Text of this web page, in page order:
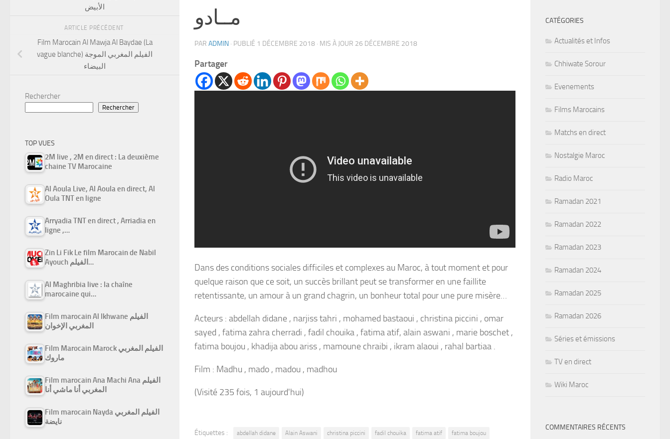
مــادو
PAR ADMIN · PUBLIÉ 1 DÉCEMBRE 2018 · MIS À JOUR 26 DÉCEMBRE 2018
Partager
Dans des conditions sociales difficiles et complexes au Maroc, à tout moment et pour
quelque raison que ce soit, un succès brillant peut se transformer en une faillite
retentissante, un amour à un grand chagrin, un bonheur total pour une pure misère…
Acteurs : abdellah didane , narjiss tahri , mohamed bastaoui , christina piccini , omar
sayed , fatima zahra cherradi , fadil chouika , fatima atif, alain aswani , marie boschet ,
fatima boujou , khadija abou ariss , mamoune chraibi , ikram alaoui , rahal bartiaa .
Film : Madhu , mado , madou , madhou
(Visité 235 fois, 1 aujourd'hui)
Étiquettes : abdellah didane Alain Aswani christina piccini fadil chouika fatima atif
fatima boujou
الأبيض
ARTICLE PRÉCÉDENT
Film Marocain Al Mawja Al Baydae (La
vague blanche) الفيلم المغربي الموجة
البيضاء
Rechercher
Rechercher
TOP VUES
2M live , 2M en direct : La deuxième
chaine TV Marocaine
Al Aoula Live, Al Aoula en direct, Al
Oula TNT en ligne
Arryadia TNT en direct , Arriadia en
ligne ,…
Zin Li Fik Le film Marocain de Nabil
Ayouch الفيلم…
Al Maghribia live : la chaîne
marocaine qui…
Film marocain Al Ikhwane الفيلم
المغربي الإخوان
Film Marocain Marock الفيلم المغربي
ماروك
Film marocain Ana Machi Ana الفيلم
المغربي أنا ماشي أنا
Film marocain Nayda الفيلم المغربي
نايضة
CATÉGORIES
Actualités et Infos
Chhiwate Sorour
Evenements
Films Marocains
Matchs en direct
Nostalgie Maroc
Radio Maroc
Ramadan 2021
Ramadan 2022
Ramadan 2023
Ramadan 2024
Ramadan 2025
Ramadan 2026
Séries et émissions
TV en direct
Wiki Maroc
COMMENTAIRES RÉCENTS